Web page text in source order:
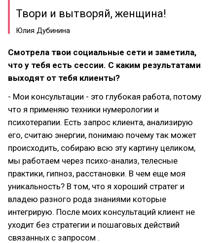
Твори и вытворяй, женщина!
Юлия Дубинина
Смотрела твои социальные сети и заметила,
что у тебя есть сессии. С каким результатами
выходят от тебя клиенты?
- Мои консультации - это глубокая работа, потому
что я применяю техники нумерологии и
психотерапии. Есть запрос клиента, анализирую
его, считаю энергии, понимаю почему так может
происходить, собираю всю эту картину целиком,
мы работаем через психо-анализ, телесные
практики, гипноз, расстановки. В чем еще моя
уникальность? В том, что я хороший стратег и
владею разного рода знаниями которые
интегрирую. После моих консультаций клиент не
уходит без стратегии и пошаговых действий
связанных с запросом .